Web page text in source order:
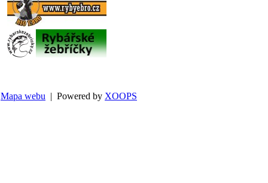
Mapa webu | Powered by XOOPS